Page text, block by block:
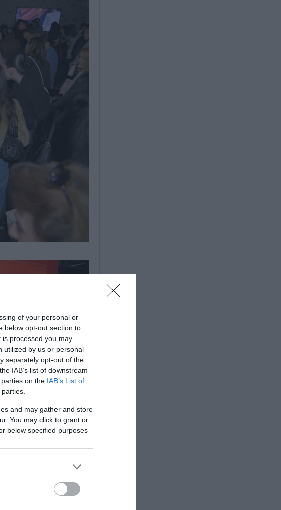
of your personal or
below opt-out section to
processed you may
utilized by us or personal
separately opt-out of the
IAB’s list of downstream
on the IAB’s List of
and may gather and store
You may click to grant or
below specified purposes